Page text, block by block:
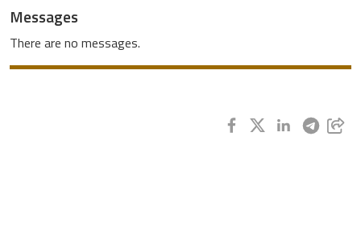
Messages
There are no messages.